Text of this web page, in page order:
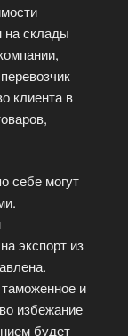
на склады
клиента в
себе могут
экспорт из
и
избежание
будет